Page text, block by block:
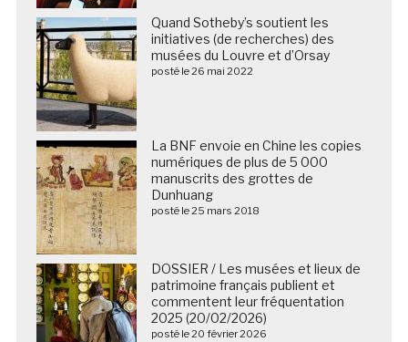
Quand Sotheby’s soutient les
initiatives (de recherches) des
musées du Louvre et d’Orsay
posté le 26 mai 2022
La BNF envoie en Chine les copies
numériques de plus de 5 000
manuscrits des grottes de
Dunhuang
posté le 25 mars 2018
DOSSIER / Les musées et lieux de
patrimoine français publient et
commentent leur fréquentation
2025 (20/02/2026)
posté le 20 février 2026